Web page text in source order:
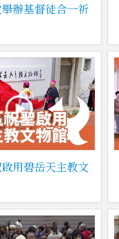
辦基督徒合一祈
用碧岳天主教文